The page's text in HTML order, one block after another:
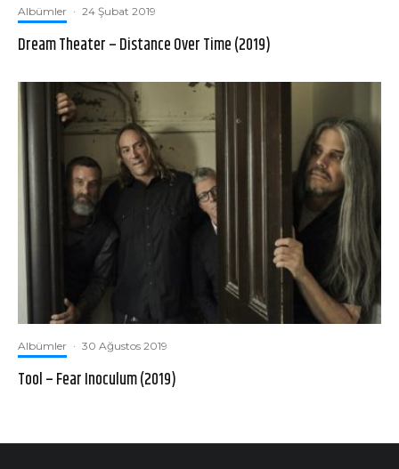
Albümler · 24 Şubat 2019
Dream Theater – Distance Over Time (2019)
Albümler · 30 Ağustos 2019
Tool – Fear Inoculum (2019)